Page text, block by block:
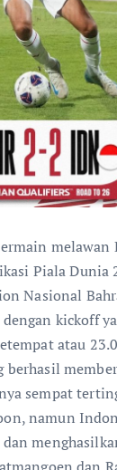
melawan
Piala Dunia
Nasional
kickoff
atau
berhasil
sempat
namun